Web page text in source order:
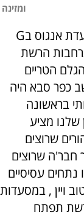
ומזינה
לדברי דוריאן קופיט, מנכ"ל פרימרו "מסעדת אנגוס בG
הרשת
הטריים
כפר סבא היה
בראשונה
שלנו מציע
שרוצים
חבר'ה שרוצים
נתחים עסיסיים
ויין , במסעדות
תפתח